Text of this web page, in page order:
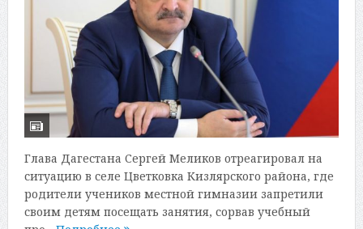
Глава Дагестана Сергей Меликов отреагировал на
ситуацию в селе Цветковка Кизлярского района, где
родители учеников местной гимназии запретили
своим детям посещать занятия, сорвав учебный